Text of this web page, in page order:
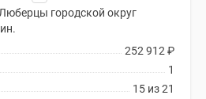
городской округ
252 912 ₽
1
15 из 21